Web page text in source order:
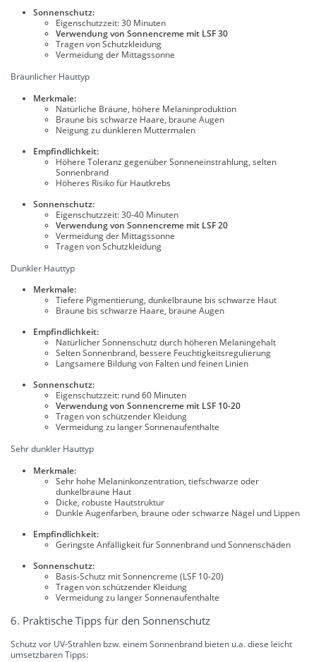
Sonnenschutz:
Eigenschutzzeit: 30 Minuten
Verwendung von Sonnencreme mit LSF 30
Tragen von Schutzkleidung
Vermeidung der Mittagssonne
Bräunlicher Hauttyp
Merkmale:
Natürliche Bräune, höhere Melaninproduktion
Braune bis schwarze Haare, braune Augen
Neigung zu dunkleren Muttermalen
Empfindlichkeit:
Höhere Toleranz gegenüber Sonneneinstrahlung, selten
Sonnenbrand
Höheres Risiko für Hautkrebs
Sonnenschutz:
Eigenschutzzeit: 30-40 Minuten
Verwendung von Sonnencreme mit LSF 20
Vermeidung der Mittagssonne
Tragen von Schutzkleidung
Dunkler Hauttyp
Merkmale:
Tiefere Pigmentierung, dunkelbraune bis schwarze Haut
Braune bis schwarze Haare, braune Augen
Empfindlichkeit:
Natürlicher Sonnenschutz durch höheren Melaningehalt
Selten Sonnenbrand, bessere Feuchtigkeitsregulierung
Langsamere Bildung von Falten und feinen Linien
Sonnenschutz:
Eigenschutzzeit: rund 60 Minuten
Verwendung von Sonnencreme mit LSF 10-20
Tragen von schützender Kleidung
Vermeidung zu langer Sonnenaufenthalte
Sehr dunkler Hauttyp
Merkmale:
Sehr hohe Melaninkonzentration, tiefschwarze oder
dunkelbraune Haut
Dicke, robuste Hautstruktur
Dunkle Augenfarben, braune oder schwarze Nägel und Lippen
Empfindlichkeit:
Geringste Anfälligkeit für Sonnenbrand und Sonnenschäden
Sonnenschutz:
Basis-Schutz mit Sonnencreme (LSF 10-20)
Tragen von schützender Kleidung
Vermeidung zu langer Sonnenaufenthalte
6. Praktische Tipps für den Sonnenschutz
Schutz vor UV-Strahlen bzw. einem Sonnenbrand bieten u.a. diese leicht
umsetzbaren Tipps: